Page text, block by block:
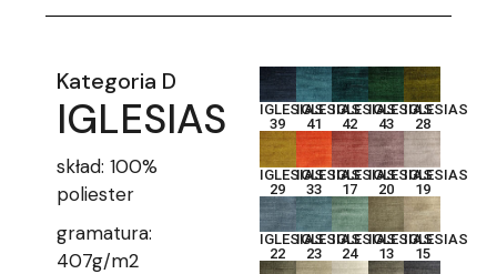
Kategoria D
IGLESIAS
skład: 100%
poliester
gramatura:
407g/m2
IGLESIAS
39
IGLESIAS
41
IGLESIAS
42
IGLESIAS
43
IGLESIAS
28
IGLESIAS
29
IGLESIAS
33
IGLESIAS
17
IGLESIAS
20
IGLESIAS
19
IGLESIAS
22
IGLESIAS
23
IGLESIAS
24
IGLESIAS
13
IGLESIAS
15